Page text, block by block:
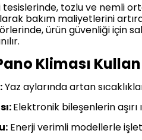
tesislerinde, tozlu ve nemli
bakım maliyetlerini
ürün güvenliği için
Kliması
Yaz aylarında artan
Elektronik bileşenlerin aşırı
Enerji verimli modellerle